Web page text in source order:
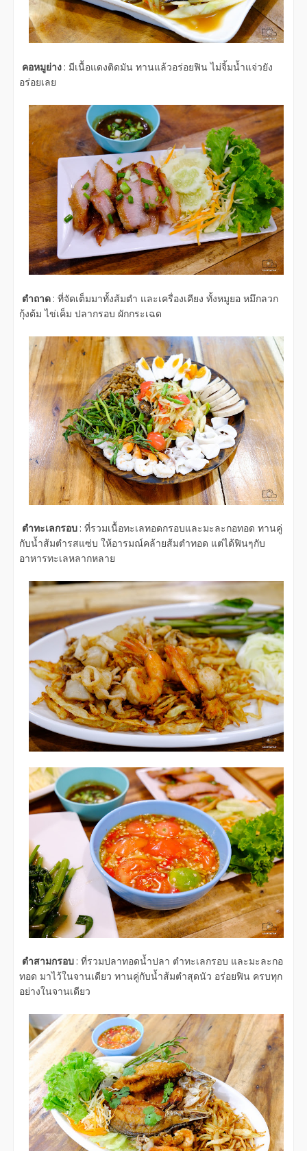
คอหมูย่าง : มีเนื้อแดงติดมัน ทานแล้วอร่อยฟิน ไม่จิ้มน้ำแจ่วยัง
อร่อยเลย
ตำถาด : ที่จัดเต็มมาทั้งส้มตำ และเครื่องเคียง ทั้งหมูยอ หมึกลวก
กุ้งต้ม ไข่เค็ม ปลากรอบ ผักกระเฉด
ตำทะเลกรอบ : ที่รวมเนื้อทะเลทอดกรอบและมะละกอทอด ทานคู่
กับน้ำส้มตำรสแซ่บ ให้อารมณ์คล้ายส้มตำทอด แต่ได้ฟินๆกับ
อาหารทะเลหลากหลาย
ตำสามกรอบ : ที่รวมปลาทอดน้ำปลา ตำทะเลกรอบ และมะละกอ
ทอด มาไว้ในจานเดียว ทานคู่กับน้ำส้มตำสุดนัว อร่อยฟิน ครบทุก
อย่างในจานเดียว